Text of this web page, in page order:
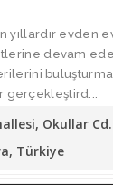
yıllardır evden
devam
gerçekleştird...
Okullar Cd.
Türkiye